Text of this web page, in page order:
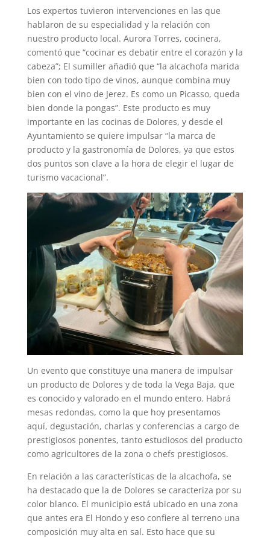
Los expertos tuvieron intervenciones en las que
hablaron de su especialidad y la relación con
nuestro producto local. Aurora Torres, cocinera,
comentó que “cocinar es debatir entre el corazón y la
cabeza”; El sumiller añadió que “la alcachofa marida
bien con todo tipo de vinos, aunque combina muy
bien con el vino de Jerez. Es como un Picasso, queda
bien donde la pongas”. Este producto es muy
importante en las cocinas de Dolores, y desde el
Ayuntamiento se quiere impulsar “la marca de
producto y la gastronomía de Dolores, ya que estos
dos puntos son clave a la hora de elegir el lugar de
turismo vacacional”.
Un evento que constituye una manera de impulsar
un producto de Dolores y de toda la Vega Baja, que
es conocido y valorado en el mundo entero. Habrá
mesas redondas, como la que hoy presentamos
aquí, degustación, charlas y conferencias a cargo de
prestigiosos ponentes, tanto estudiosos del producto
como agricultores de la zona o chefs prestigiosos.
En relación a las características de la alcachofa, se
ha destacado que la de Dolores se caracteriza por su
color blanco. El municipio está ubicado en una zona
que antes era El Hondo y eso confiere al terreno una
composición muy alta en sal. Esto hace que su